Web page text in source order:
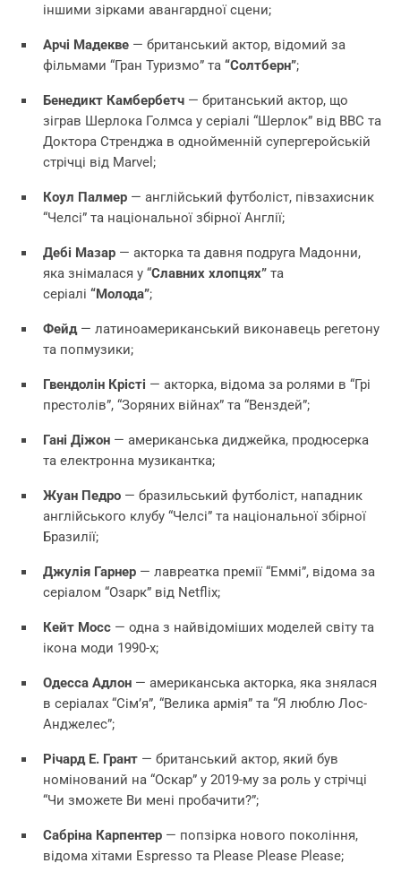
іншими зірками авангардної сцени;
Арчі Мадекве — британський актор, відомий за
фільмами “Гран Туризмо” та “Солтберн”;
Бенедикт Камбербетч — британський актор, що
зіграв Шерлока Голмса у серіалі “Шерлок” від BBC та
Доктора Стренджа в однойменній супергеройській
стрічці від Marvel;
Коул Палмер — англійський футболіст, півзахисник
“Челсі” та національної збірної Англії;
Дебі Мазар — акторка та давня подруга Мадонни,
яка знімалася у “Славних хлопцях” та
серіалі “Молода”;
Фейд — латиноамериканський виконавець регетону
та попмузики;
Гвендолін Крісті — акторка, відома за ролями в “Грі
престолів”, “Зоряних війнах” та “Венздей”;
Гані Діжон — американська диджейка, продюсерка
та електронна музикантка;
Жуан Педро — бразильський футболіст, нападник
англійського клубу “Челсі” та національної збірної
Бразилії;
Джулія Гарнер — лавреатка премії “Еммі”, відома за
серіалом “Озарк” від Netflix;
Кейт Мосс — одна з найвідоміших моделей світу та
ікона моди 1990-х;
Одесса Адлон — американська акторка, яка знялася
в серіалах “Сім’я”, “Велика армія” та “Я люблю Лос-
Анджелес”;
Річард Е. Грант — британський актор, який був
номінований на “Оскар” у 2019-му за роль у стрічці
“Чи зможете Ви мені пробачити?”;
Сабріна Карпентер — попзірка нового покоління,
відома хітами Espresso та Please Please Please;